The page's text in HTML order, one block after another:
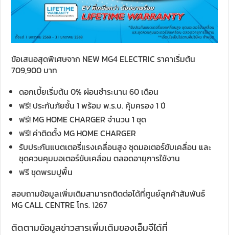
ข้อเสนอสุดพิเศษจาก NEW MG4 ELECTRIC ราคาเริ่มต้น
709,900 บาท
ดอกเบี้ยเริ่มต้น 0% ผ่อนชำระนาน 60 เดือน
ฟรี! ประกันภัยชั้น 1 พร้อม พ.ร.บ. คุ้มครอง 1 ปี
ฟรี! MG HOME CHARGER จำนวน 1 ชุด
ฟรี! ค่าติดตั้ง MG HOME CHARGER
รับประกันแบตเตอรี่แรงเคลื่อนสูง ชุดมอเตอร์ขับเคลื่อน และ
ชุดควบคุมมอเตอร์ขับเคลื่อน ตลอดอายุการใช้งาน
ฟรี ชุดพรมปูพื้น
สอบถามข้อมูลเพิ่มเติมสามารถติดต่อได้ที่ศูนย์ลูกค้าสัมพันธ์
MG CALL CENTRE โทร.1267
ติดตามข้อมูลข่าวสารเพิ่มเติมของเอ็มจีได้ที่